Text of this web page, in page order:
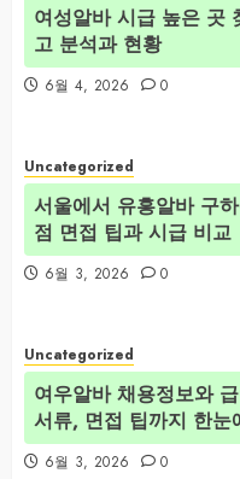
여성알바 시급 높은 곳
고 분석과 현황
6월 4, 2026 0
Uncategorized
서울에서 유흥알바 구
점 면접 팁과 시급 비교
6월 3, 2026 0
Uncategorized
여우알바 채용정보와
서류, 면접 팁까지 한눈
6월 3, 2026 0